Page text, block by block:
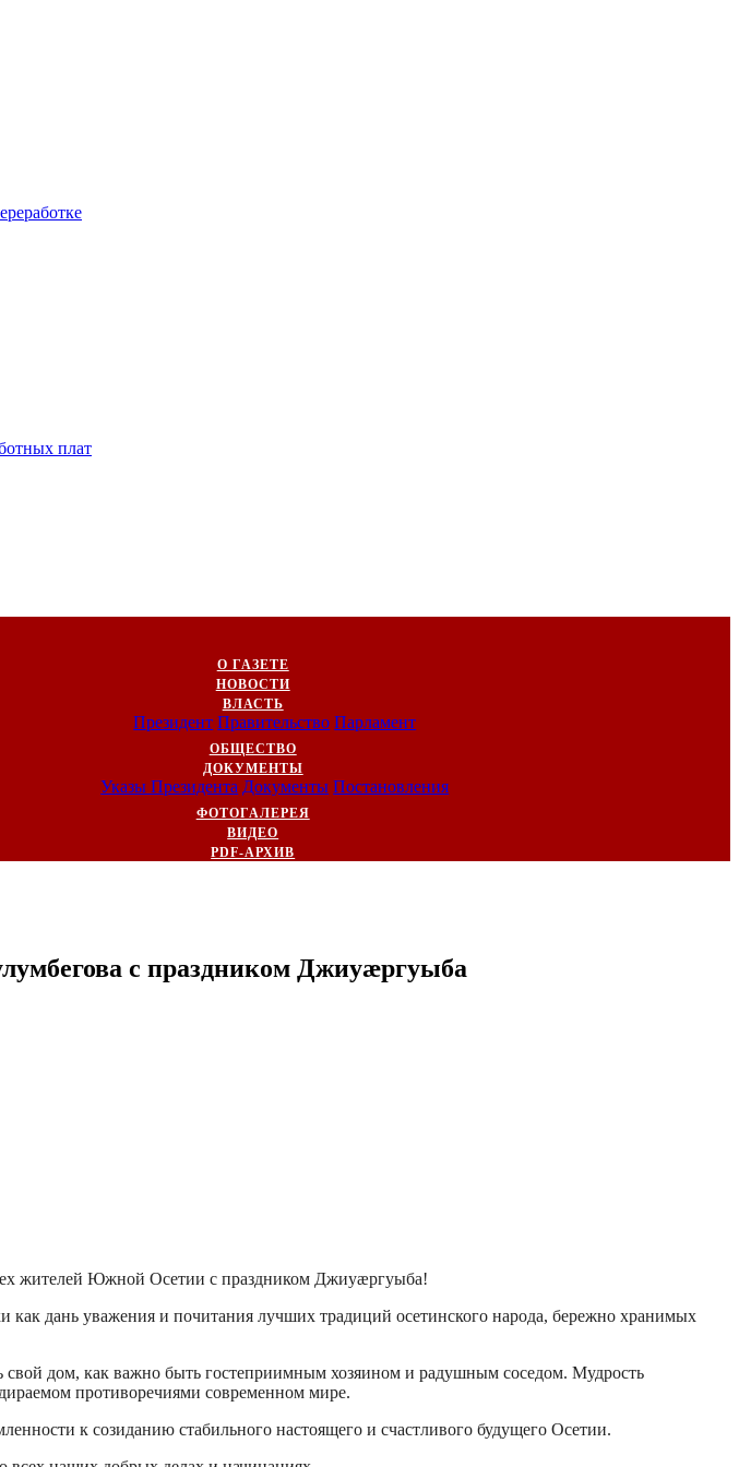
плат
О ГАЗЕТЕ
НОВОСТИ
ВЛАСТЬ
Президент Правительство Парламент
ОБЩЕСТВО
ДОКУМЕНТЫ
Указы Президента Документы Постановления
ФОТОГАЛЕРЕЯ
ВИДЕО
PDF-АРХИВ
с праздником Джиуæргуыба
жителей Южной Осетии с праздником Джиуæргуыба!
дань уважения и почитания лучших традиций осетинского народа, бережно хранимых
дом, как важно быть гостеприимным хозяином и радушным соседом. Мудрость
противоречиями современном мире.
к созиданию стабильного настоящего и счастливого будущего Осетии.